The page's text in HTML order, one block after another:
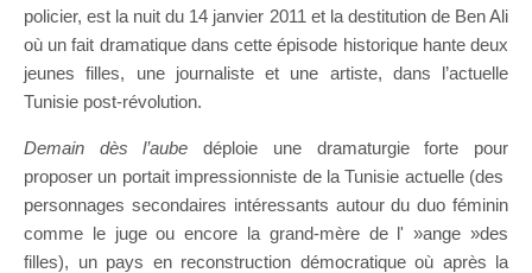
policier, est la nuit du 14 janvier 2011 et la destitution de Ben Ali
où un fait dramatique dans cette épisode historique hante deux
jeunes filles, une journaliste et une artiste, dans l’actuelle
Tunisie post-révolution.
Demain dès l’aube déploie une dramaturgie forte pour
proposer un portait impressionniste de la Tunisie actuelle (des
personnages secondaires intéressants autour du duo féminin
comme le juge ou encore la grand-mère de l' »ange »des
filles), un pays en reconstruction démocratique où après la